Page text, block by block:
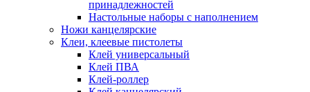
принадлежностей
Настольные наборы с наполнением
Ножи канцелярские
Клеи, клеевые пистолеты
Клей универсальный
Клей ПВА
Клей-роллер